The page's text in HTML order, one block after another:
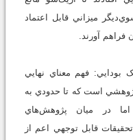
ميزاني قابل اعتماد
فراهم آورند.
بودايي: فهم معناي نهايي
بودايي» (1397)، تنها پژوهشي است که تا حدودي به
در ميان پژوهش‌هاي
قابل توجهي اعم از